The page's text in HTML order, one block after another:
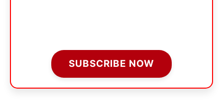
SUBSCRIBE NOW